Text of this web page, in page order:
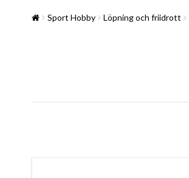
Sport Hobby Löpning och friidrott